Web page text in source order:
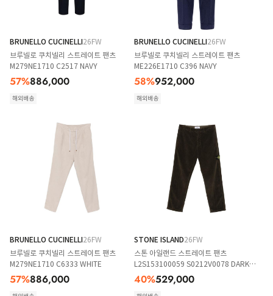
BRUNELLO CUCINELLI26FW
브루넬로 쿠치넬리 스트레이트 팬츠
M279NE1710 C2517 NAVY
57%886,000
해외배송
BRUNELLO CUCINELLI26FW
브루넬로 쿠치넬리 스트레이트 팬츠
ME226E1710 C396 NAVY
58%952,000
해외배송
BRUNELLO CUCINELLI26FW
브루넬로 쿠치넬리 스트레이트 팬츠
M279NE1710 C6333 WHITE
57%886,000
STONE ISLAND26FW
스톤 아일랜드 스트레이트 팬츠
L2S153100059 S0212V0078 DARK
GREY
40%529,000